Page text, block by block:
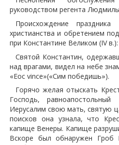
руководством регента
Происхождение
христианства и обретением
при Константине Великом (IV в.):
Святой Константин,
над врагами, видел на небе
«Еoc vince»(«Сим победишь»).
Горячо желая отыскать
Господь,
Иерусалим свою мать, святую
поисков она узнала, что
капище Венеры. Капище
Вскоре был обнаружен Гроб